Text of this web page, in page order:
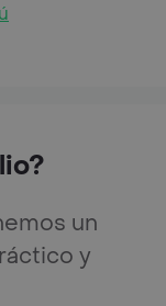
un
y